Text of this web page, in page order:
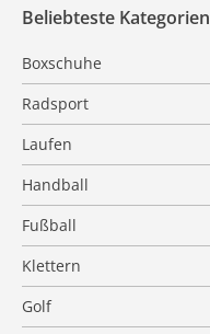
Beliebteste Kategorien
Boxschuhe
Radsport
Laufen
Handball
Fußball
Klettern
Golf